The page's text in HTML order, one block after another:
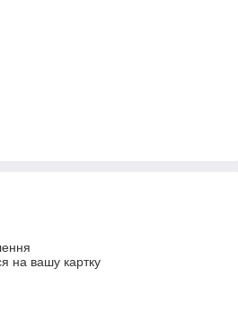
на вашу картку